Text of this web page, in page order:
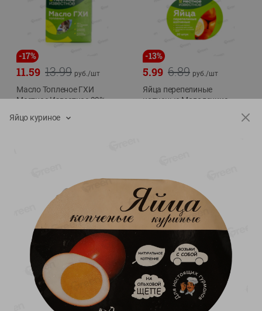
-17%
13.99
11.59 руб./шт
Масло Топленое ГХИ
Местное Известное 99%
200г
-13%
6.89
5.99 руб./шт
Яйца перепелиные
копченые Молодецкие
Показано 1-14 из 79
Показать 15-28 из 79
Каталог товаров
Специально для вас
Яйцо куриное